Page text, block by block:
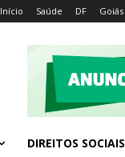
Início Saúde DF Goiás
DIREITOS SOCIAIS